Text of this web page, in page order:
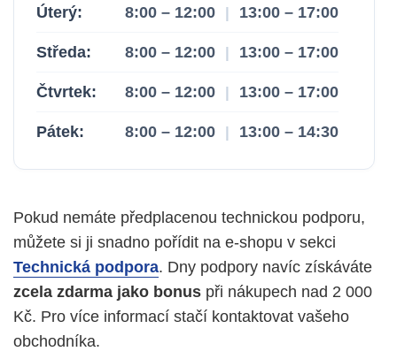
Úterý: 8:00 – 12:00 | 13:00 – 17:00
Středa: 8:00 – 12:00 | 13:00 – 17:00
Čtvrtek: 8:00 – 12:00 | 13:00 – 17:00
Pátek: 8:00 – 12:00 | 13:00 – 14:30
Pokud nemáte předplacenou technickou podporu,
můžete si ji snadno pořídit na e-shopu v sekci
Technická podpora. Dny podpory navíc získáváte
zcela zdarma jako bonus při nákupech nad 2 000
Kč. Pro více informací stačí kontaktovat vašeho
obchodníka.